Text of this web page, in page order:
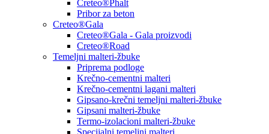
Creteo®Phalt
Pribor za beton
Creteo®Gala
Creteo®Gala - Gala proizvodi
Creteo®Road
Temeljni malteri-žbuke
Priprema podloge
Krečno-cementni malteri
Krečno-cementni lagani malteri
Gipsano-krečni temeljni malteri-žbuke
Gipsani malteri-žbuke
Termo-izolacioni malteri-žbuke
Specijalni temeljni malteri